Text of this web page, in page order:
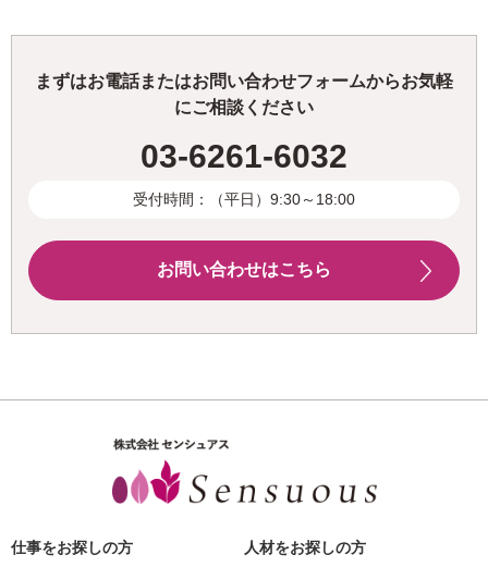
まずはお電話またはお問い合わせフォームからお気軽
にご相談ください
03-6261-6032
受付時間：（平日）9:30～18:00
お問い合わせはこちら
仕事をお探しの方 人材をお探しの方